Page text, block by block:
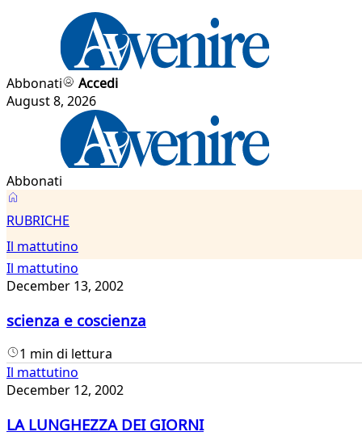
Abbonati
Accedi
August 8, 2026
Abbonati
Il
mattutino
RUBRICHE
Il mattutino
Il mattutino
December 13, 2002
scienza e coscienza
1 min di lettura
Il mattutino
December 12, 2002
LA LUNGHEZZA DEI GIORNI